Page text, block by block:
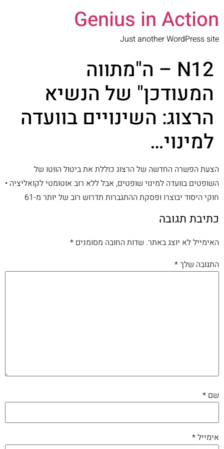
Genius in Action
Just another WordPress site
N12 – ה"מתווה
המעודכן" של הנשיא
הרצוג: השינויים בוועדה
למינוי…
הצעת הפשרה החדשה של הרצוג כוללת את ביטול הווטו של
השופטים בוועדה למינוי שופטים, אבל ללא רוב אוטומטי לקואליציה •
חוקי היסוד יבוצרו ופסקת ההתגברות תדרוש רוב של יותר מ-61
כתיבת תגובה
האימייל לא יוצג באתר. שדות החובה מסומנים *
התגובה שלך*
שם *
אימייל*